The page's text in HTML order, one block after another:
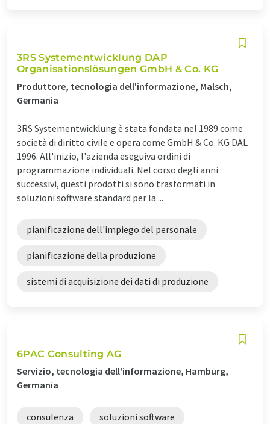
3RS Systementwicklung DAP
Organisationslösungen GmbH & Co. KG
Produttore, tecnologia dell'informazione, Malsch,
Germania
3RS Systementwicklung è stata fondata nel 1989 come
società di diritto civile e opera come GmbH & Co. KG DAL
1996. All'inizio, l'azienda eseguiva ordini di
programmazione individuali. Nel corso degli anni
successivi, questi prodotti si sono trasformati in
soluzioni software standard per la ...
pianificazione dell'impiego del personale
pianificazione della produzione
sistemi di acquisizione dei dati di produzione
6PAC Consulting AG
Servizio, tecnologia dell'informazione, Hamburg,
Germania
consulenza soluzioni software